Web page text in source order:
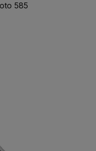
585